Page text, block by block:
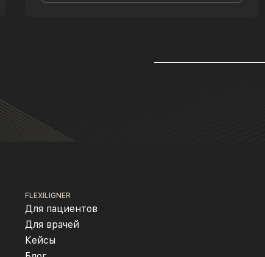
FLEXILIGNER
Для пациентов
Для врачей
Кейсы